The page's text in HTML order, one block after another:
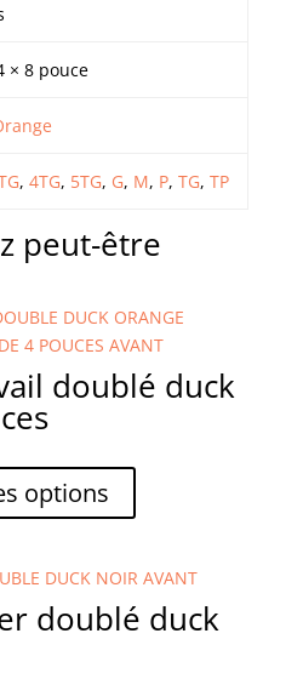
× 8 pouce
, 4TG, 5TG, G, M, P, TG, TP
peut-être
doublé duck
options
produit
plusieurs
Les
doublé duck